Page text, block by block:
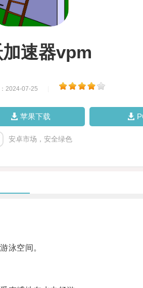
速器vpm
2024-07-25
苹果下载
安卓市场，安全绿色
泳空间。